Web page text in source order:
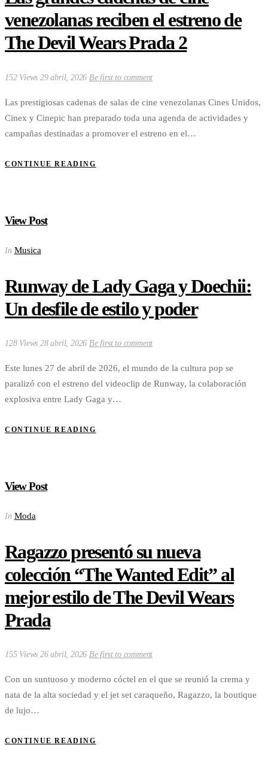
venezolanas reciben el estreno de
The Devil Wears Prada 2
152 Views 29 abril, 2026 Be first to comment
Las prestigiosas cadenas de salas de cine venezolanas Cines Unidos,
Cinex y Cinepic han preparado toda una agenda de actividades y
campañas destinadas a promover el estreno en el…
CONTINUE READING
View Post
In Musica
Runway de Lady Gaga y Doechii:
Un desfile de estilo y poder
128 Views 28 abril, 2026Be first to comment
Este lunes 27 de abril de 2026, el mundo de la cultura pop se
paralizó con el estreno del videoclip de Runway, la colaboración
explosiva entre Lady Gaga y…
CONTINUE READING
View Post
In Moda
Ragazzo presentó su nueva
colección “The Wanted Edit” al
mejor estilo de The Devil Wears
Prada
155 Views 26 abril, 2026Be first to comment
Con un suntuoso y moderno cóctel en el que se reunió la crema y
nata de la alta sociedad y el jet set caraqueño, Ragazzo, la boutique
de lujo…
CONTINUE READING